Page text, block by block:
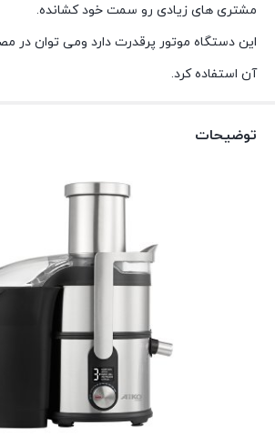
مشتری های زیادی رو سمت خود کشانده.
این دستگاه موتور پرقدرت دارد ومی توان در
آن استفاده کرد.
توضیحات